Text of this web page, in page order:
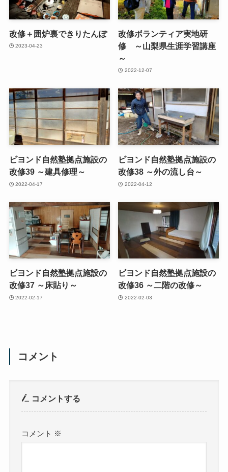
改修＋囲炉裏できりたんぽ
2023-04-23
改修ボランティア実地研
修 ～山梨県生涯学習講座
～
2022-12-07
ビヨンド自然塾拠点施設の
改修39 ～建具修理～
2022-04-17
ビヨンド自然塾拠点施設の
改修38 ～外の流し台～
2022-04-12
ビヨンド自然塾拠点施設の
改修37 ～床貼り～
2022-02-17
ビヨンド自然塾拠点施設の
改修36 ～二階の改修～
2022-02-03
コメント
コメントする
コメント ※